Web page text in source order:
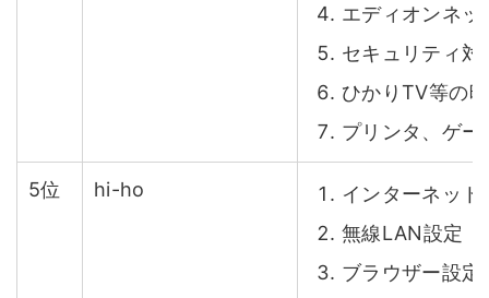
エディオンネ
セキュリティ
ひかりTV等の
プリンタ、ゲ
5位 hi-ho
インターネット
無線LAN設定
ブラウザー設定